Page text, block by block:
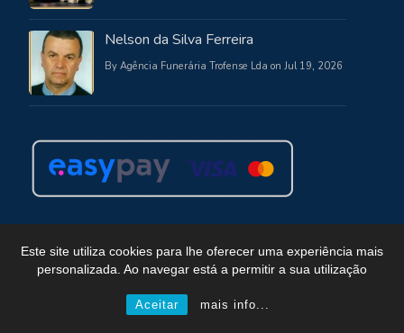
Este site utiliza cookies para lhe oferecer uma experiência mais
personalizada. Ao navegar está a permitir a sua utilização
Aceitar mais info...
Nelson da Silva Ferreira
By Agência Funerária Trofense Lda on Jul 19, 2026
Copyright © Funerária Trofense
Powered by WordPress, Theme i-max by TemplatesNext.